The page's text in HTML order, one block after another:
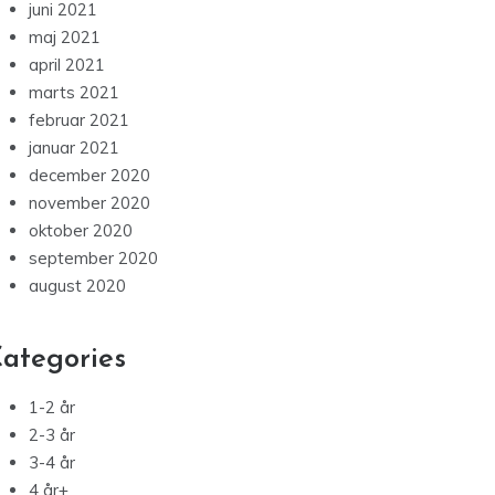
juni 2021
maj 2021
april 2021
marts 2021
februar 2021
januar 2021
december 2020
november 2020
oktober 2020
september 2020
august 2020
1-2 år
2-3 år
3-4 år
4 år+